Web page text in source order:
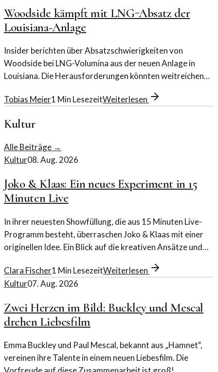
Woodside kämpft mit LNG-Absatz der
Louisiana-Anlage
Insider berichten über Absatzschwierigkeiten von
Woodside bei LNG-Volumina aus der neuen Anlage in
Louisiana. Die Herausforderungen könnten weitreichende
Tobias Meier1 Min LesezeitWeiterlesen
Kultur
Alle Beiträge →
Kultur08. Aug. 2026
Joko & Klaas: Ein neues Experiment in 15
Minuten Live
In ihrer neuesten Showfüllung, die aus 15 Minuten Live-
Programm besteht, überraschen Joko & Klaas mit einer
originellen Idee. Ein Blick auf die kreativen Ansätze und
Clara Fischer1 Min LesezeitWeiterlesen
Kultur07. Aug. 2026
Zwei Herzen im Bild: Buckley und Mescal
drehen Liebesfilm
Emma Buckley und Paul Mescal, bekannt aus „Hamnet“,
vereinen ihre Talente in einem neuen Liebesfilm. Die